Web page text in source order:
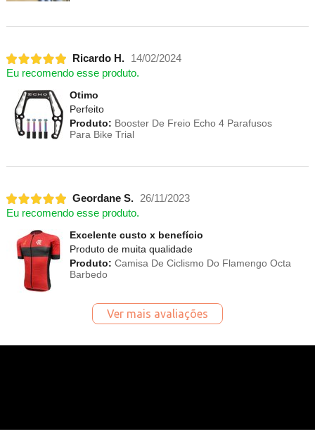
Ricardo H.
14/02/2024
Eu recomendo esse produto.
Otimo
Perfeito
Produto: Booster De Freio Echo 4 Parafusos
Para Bike Trial
Geordane S. 26/11/2023
Eu recomendo esse produto.
Excelente custo x benefício
Produto de muita qualidade
Produto: Camisa De Ciclismo Do Flamengo Octa
Barbedo
Ver mais avaliações